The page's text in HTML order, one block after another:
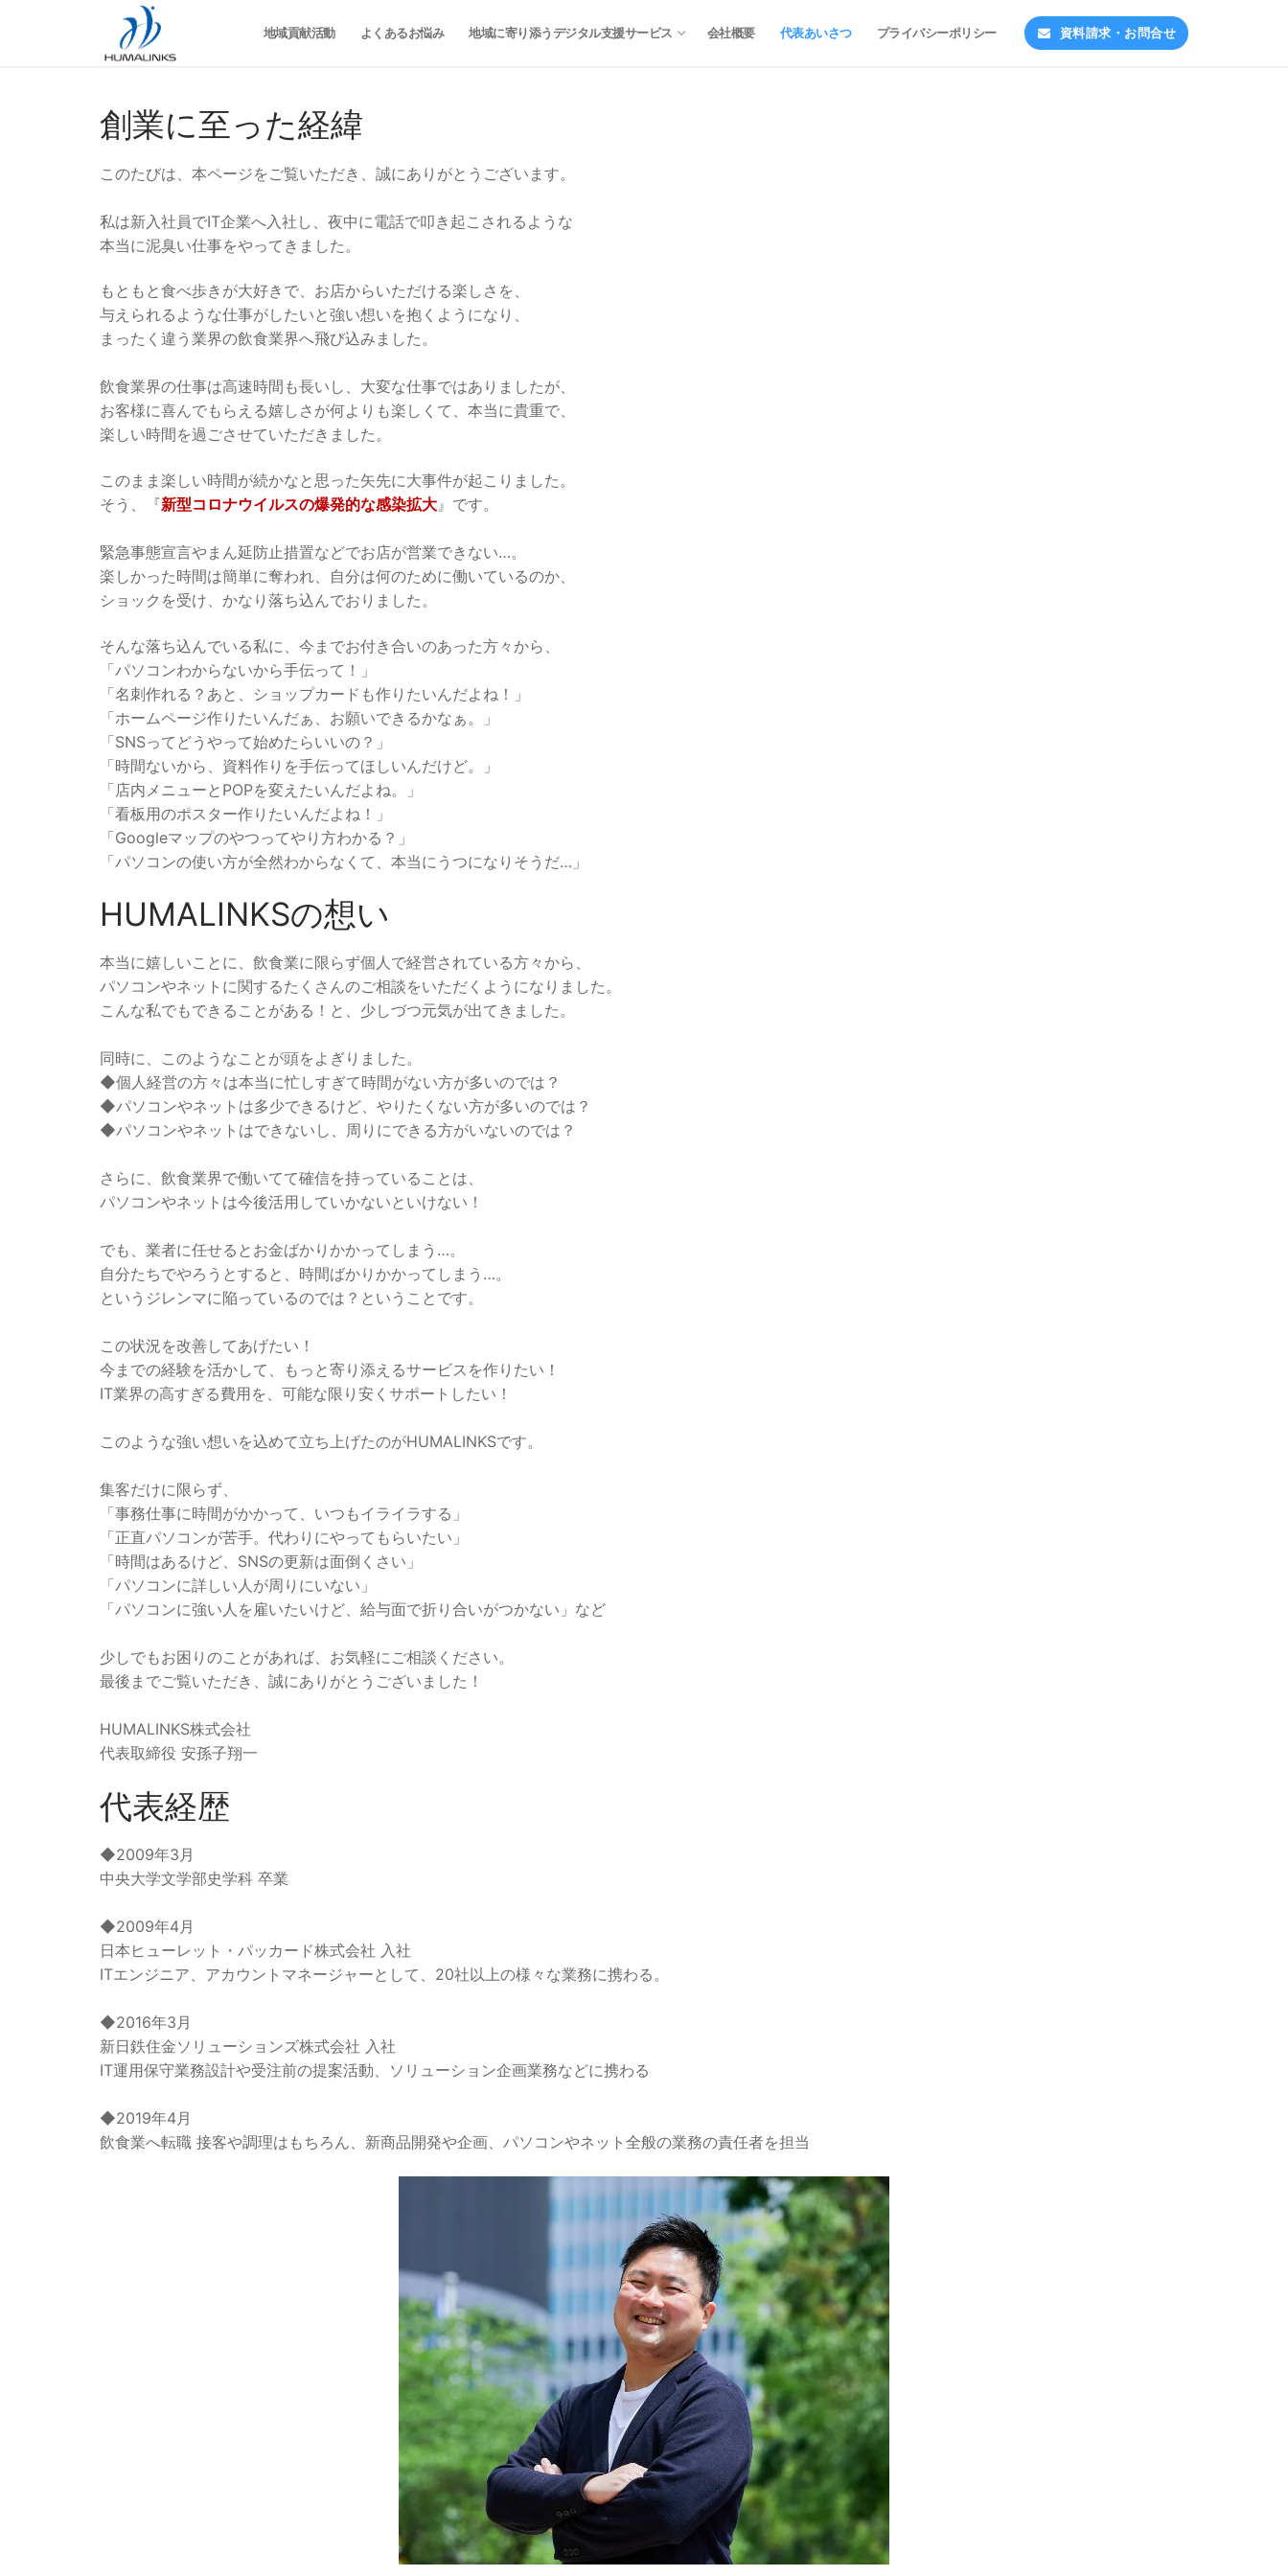
地域貢献活動 よくあるお悩み 地域に寄り添うデジタル支援サービス 会社概要 代表あいさつ プライバシーポリシー 資料請求・お問合せ
創業に至った経緯
このたびは、本ページをご覧いただき、誠にありがとうございます。
私は新入社員でIT企業へ入社し、夜中に電話で叩き起こされるような
本当に泥臭い仕事をやってきました。
もともと食べ歩きが大好きで、お店からいただける楽しさを、
与えられるような仕事がしたいと強い想いを抱くようになり、
まったく違う業界の飲食業界へ飛び込みました。
飲食業界の仕事は高速時間も長いし、大変な仕事ではありましたが、
お客様に喜んでもらえる嬉しさが何よりも楽しくて、本当に貴重で、
楽しい時間を過ごさせていただきました。
このまま楽しい時間が続かなと思った矢先に大事件が起こりました。
そう、『新型コロナウイルスの爆発的な感染拡大 』です。
緊急事態宣言やまん延防止措置などでお店が営業できない…。
楽しかった時間は簡単に奪われ、自分は何のために働いているのか、
ショックを受け、かなり落ち込んでおりました。
そんな落ち込んでいる私に、今までお付き合いのあった方々から、
「パソコンわからないから手伝って！」
「名刺作れる？あと、ショップカードも作りたいんだよね！」
「ホームページ作りたいんだぁ、お願いできるかなぁ。」
「SNSってどうやって始めたらいいの？」
「時間ないから、資料作りを手伝ってほしいんだけど。」
「店内メニューとPOPを変えたいんだよね。」
「看板用のポスター作りたいんだよね！」
「Googleマップのやつってやり方わかる？」
「パソコンの使い方が全然わからなくて、本当にうつになりそうだ…」
HUMALINKSの想い
本当に嬉しいことに、飲食業に限らず個人で経営されている方々から、
パソコンやネットに関するたくさんのご相談をいただくようになりました。
こんな私でもできることがある！と、少しづつ元気が出てきました。
同時に、このようなことが頭をよぎりました。
◆個人経営の方々は本当に忙しすぎて時間がない方が多いのでは？
◆パソコンやネットは多少できるけど、やりたくない方が多いのでは？
◆パソコンやネットはできないし、周りにできる方がいないのでは？
さらに、飲食業界で働いてて確信を持っていることは、
パソコンやネットは今後活用していかないといけない！
でも、業者に任せるとお金ばかりかかってしまう…。
自分たちでやろうとすると、時間ばかりかかってしまう…。
というジレンマに陥っているのでは？ということです。
この状況を改善してあげたい！
今までの経験を活かして、もっと寄り添えるサービスを作りたい！
IT業界の高すぎる費用を、可能な限り安くサポートしたい！
このような強い想いを込めて立ち上げたのがHUMALINKSです。
集客だけに限らず、
「事務仕事に時間がかかって、いつもイライラする」
「正直パソコンが苦手。代わりにやってもらいたい」
「時間はあるけど、SNSの更新は面倒くさい」
「パソコンに詳しい人が周りにいない」
「パソコンに強い人を雇いたいけど、給与面で折り合いがつかない」など
少しでもお困りのことがあれば、お気軽にご相談ください。
最後までご覧いただき、誠にありがとうございました！
HUMALINKS株式会社
代表取締役 安孫子翔一
代表経歴
◆2009年3月
中央大学文学部史学科 卒業
◆2009年4月
日本ヒューレット・パッカード株式会社 入社
ITエンジニア、アカウントマネージャーとして、20社以上の様々な業務に携わる。
◆2016年3月
新日鉄住金ソリューションズ株式会社 入社
IT運用保守業務設計や受注前の提案活動、ソリューション企画業務などに携わる
◆2019年4月
飲食業へ転職 接客や調理はもちろん、新商品開発や企画、パソコンやネット全般の業務の責任者を担当